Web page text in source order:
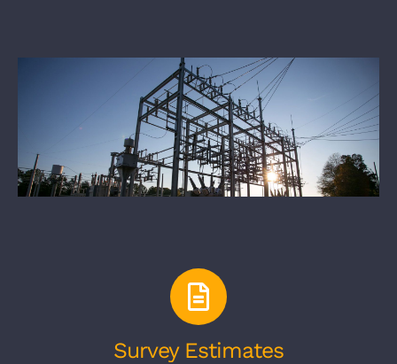
Survey Estimates